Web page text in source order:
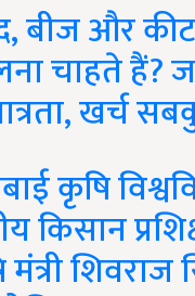
बीज और
चाहते हैं?
खर्च
कृषि
किसान
शिवराज